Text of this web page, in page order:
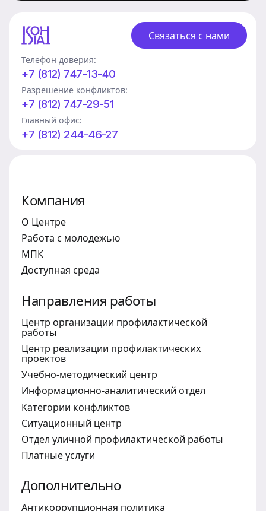
Связаться с нами
Телефон доверия:
+7 (812) 747-13-40
Разрешение конфликтов:
+7 (812) 747-29-51
Главный офис:
+7 (812) 244-46-27
Компания
О Центре
Работа с молодежью
МПК
Доступная среда
Направления работы
Центр организации профилактической
работы
Центр реализации профилактических
проектов
Учебно-методический центр
Информационно-аналитический отдел
Категории конфликтов
Ситуационный центр
Отдел уличной профилактической работы
Платные услуги
Дополнительно
Антикоррупционная политика